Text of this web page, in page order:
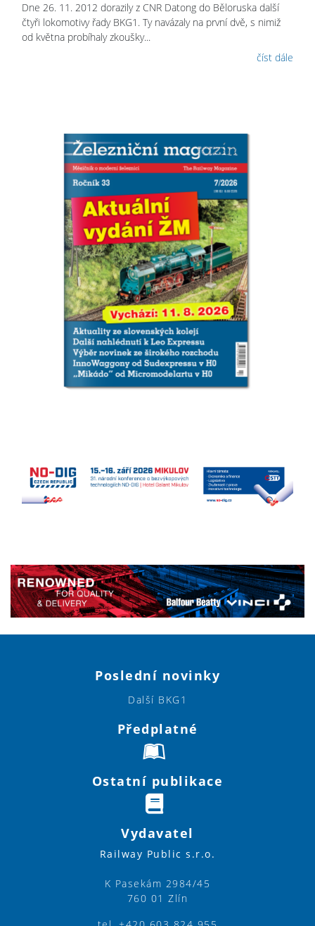
Dne 26. 11. 2012 dorazily z CNR Datong do Běloruska další
čtyři lokomotivy řady BKG1. Ty navázaly na první dvě, s nimiž
od května probíhaly zkoušky...
číst dále
Poslední novinky
Další BKG1
Předplatné
Ostatní publikace
Vydavatel
Railway Public s.r.o.
K Pasekám 2984/45
760 01 Zlín